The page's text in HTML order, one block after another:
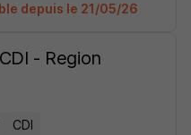
depuis le 21/05/26
- Region
CDI